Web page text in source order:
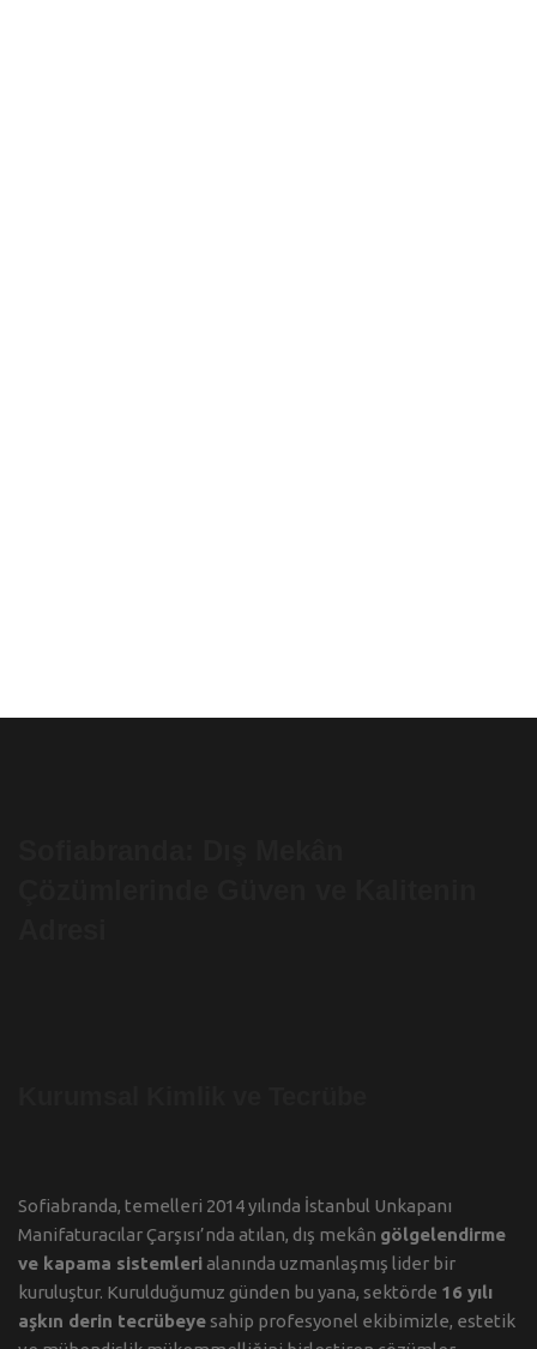
Sofiabranda, temelleri 2014 yılında İstanbul Unkapanı
Manifaturacılar Çarşısı’nda atılan, dış mekân gölgelendirme
ve kapama sistemlerialanında uzmanlaşmış lider bir
kuruluştur. Kurulduğumuz günden bu yana, sektörde 16 yılı
aşkın derin tecrübeye sahip profesyonel ekibimizle, estetik